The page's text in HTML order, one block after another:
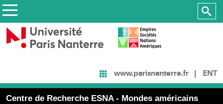
www.parisnanterre.fr ENT
Centre de Recherche ESNA - Mondes américains